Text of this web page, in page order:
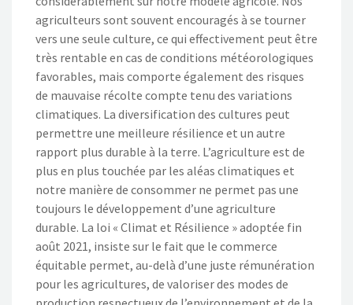
agriculteurs sont souvent encouragés à se tourner
vers une seule culture, ce qui effectivement peut être
très rentable en cas de conditions météorologiques
favorables, mais comporte également des risques
de mauvaise récolte compte tenu des variations
climatiques. La diversification des cultures peut
permettre une meilleure résilience et un autre
rapport plus durable à la terre. L’agriculture est de
plus en plus touchée par les aléas climatiques et
notre manière de consommer ne permet pas une
toujours le développement d’une agriculture
durable. La loi « Climat et Résilience » adoptée fin
août 2021, insiste sur le fait que le commerce
équitable permet, au-delà d’une juste rémunération
pour les agricultures, de valoriser des modes de